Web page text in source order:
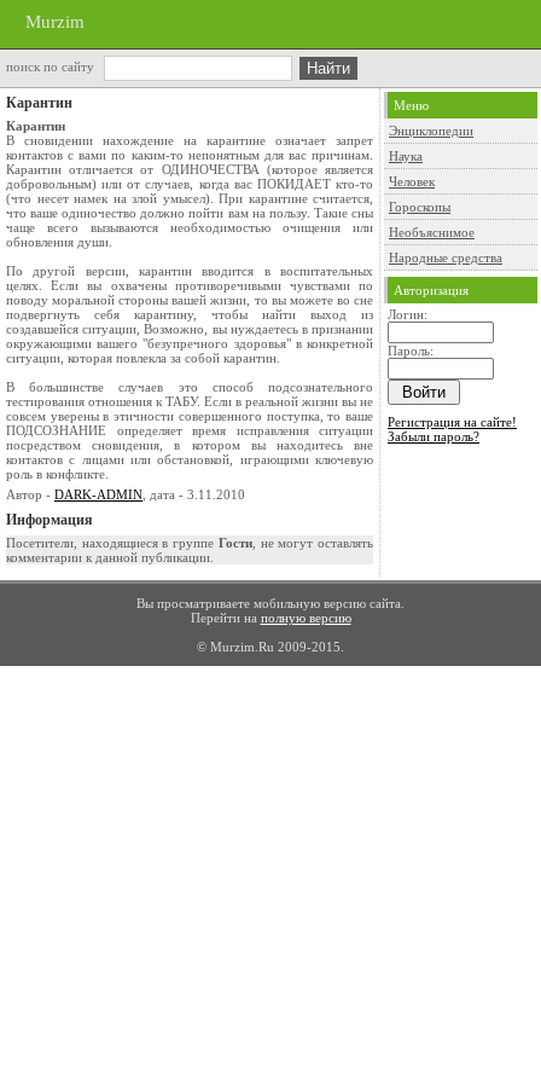
Murzim
поиск по сайту
Карантин
Карантин
В сновидении нахождение на карантине означает запрет
контактов с вами по каким-то непонятным для вас причинам.
Карантин отличается от ОДИНОЧЕСТВА (которое является
добровольным) или от случаев, когда вас ПОКИДАЕТ кто-то
(что несет намек на злой умысел). При карантине считается,
что ваше одиночество должно пойти вам на пользу. Такие сны
чаще всего вызываются необходимостью очищения или
обновления души.
По другой версии, карантин вводится в воспитательных
целях. Если вы охвачены противоречивыми чувствами по
поводу моральной стороны вашей жизни, то вы можете во сне
подвергнуть себя карантину, чтобы найти выход из
создавшейся ситуации, Возможно, вы нуждаетесь в признании
окружающими вашего "безупречного здоровья" в конкретной
ситуации, которая повлекла за собой карантин.
В большинстве случаев это способ подсознательного
тестирования отношения к ТАБУ. Если в реальной жизни вы не
совсем уверены в этичности совершенного поступка, то ваше
ПОДСОЗНАНИЕ определяет время исправления ситуации
посредством сновидения, в котором вы находитесь вне
контактов с лицами или обстановкой, играющими ключевую
роль в конфликте.
Автор - DARK-ADMIN , дата - 3.11.2010
Информация
Посетители, находящиеся в группе Гости, не могут оставлять
комментарии к данной публикации.
Меню
Энциклопедии
Наука
Человек
Гороскопы
Необъяснимое
Народные средства
Авторизация
Логин:
Пароль:
Регистрация на сайте!
Забыли пароль?
Вы просматриваете мобильную версию сайта.
Перейти на полную версию
© Murzim.Ru 2009-2015.